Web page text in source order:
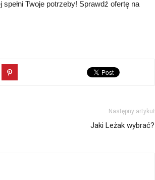
Twoje potrzeby! Sprawdź ofertę na
Następny artykuł
Jaki Leżak wybrać?